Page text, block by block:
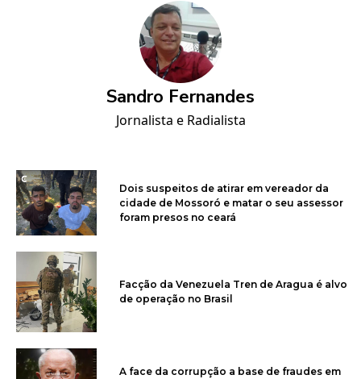
Sandro Fernandes
Jornalista e Radialista
Dois suspeitos de atirar em vereador da
cidade de Mossoró e matar o seu assessor
foram presos no ceará
Facção da Venezuela Tren de Aragua é alvo
de operação no Brasil
A face da corrupção a base de fraudes em